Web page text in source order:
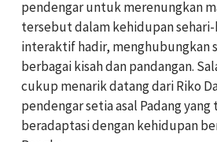
pendengar untuk merenungkan
tersebut dalam kehidupan
interaktif hadir, menghubungkan
berbagai kisah dan pandangan.
cukup menarik datang dari Riko
pendengar setia asal Padang
beradaptasi dengan kehidupan